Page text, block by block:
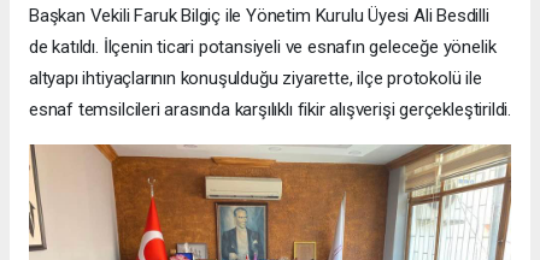
Başkan Vekili Faruk Bilgiç ile Yönetim Kurulu Üyesi Ali Besdilli
de katıldı. İlçenin ticari potansiyeli ve esnafın geleceğe yönelik
altyapı ihtiyaçlarının konuşulduğu ziyarette, ilçe protokolü ile
esnaf temsilcileri arasında karşılıklı fikir alışverişi gerçekleştirildi.